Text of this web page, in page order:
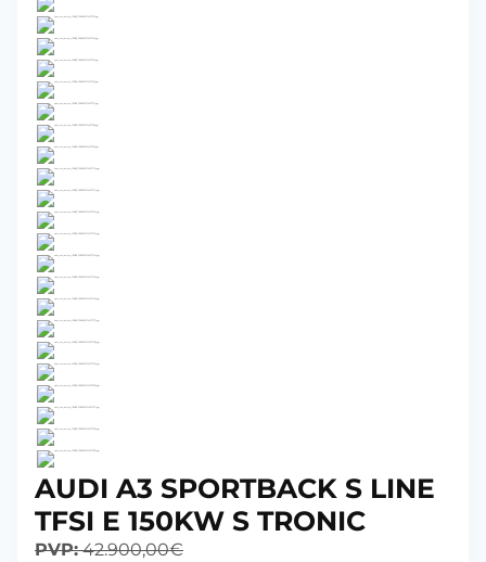
AUDI A3 SPORTBACK S LINE
TFSI E 150KW S TRONIC
PVP: 42.900,00€